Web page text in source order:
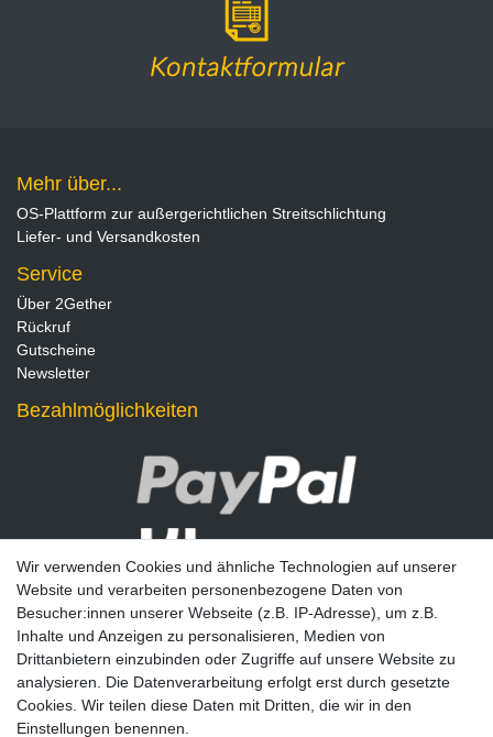
Mehr über...
OS-Plattform zur außergerichtlichen Streitschlichtung
Liefer- und Versandkosten
Service
Über 2Gether
Rückruf
Gutscheine
Newsletter
Bezahlmöglichkeiten
Newsletter
E-MAIL **
Wir verwenden Cookies und ähnliche Technologien auf unserer
Website und verarbeiten personenbezogene Daten von
Besucher:innen unserer Webseite (z.B. IP-Adresse), um z.B.
Inhalte und Anzeigen zu personalisieren, Medien von
Drittanbietern einzubinden oder Zugriffe auf unsere Website zu
analysieren. Die Datenverarbeitung erfolgt erst durch gesetzte
Cookies. Wir teilen diese Daten mit Dritten, die wir in den
Einstellungen benennen.